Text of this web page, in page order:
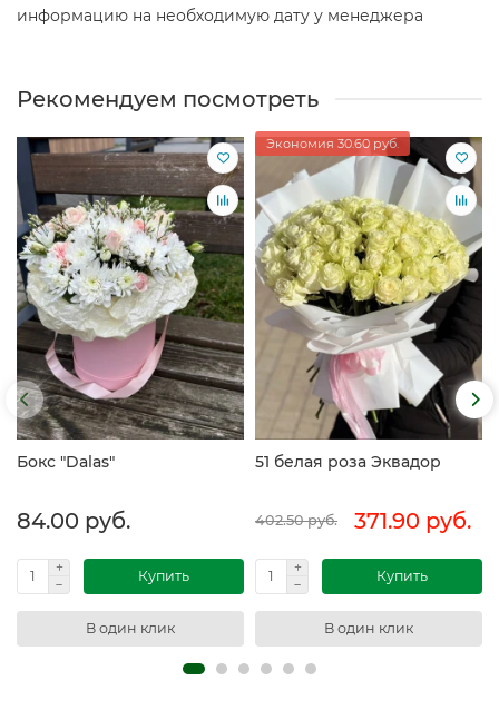
информацию на необходимую дату у менеджера
Рекомендуем посмотреть
Бокс "Dalas"
84.00 руб.
Купить
В один клик
Экономия 30.60 руб.
51 белая роза Эквадор
402.50 руб. 371.90 руб.
Купить
В один клик